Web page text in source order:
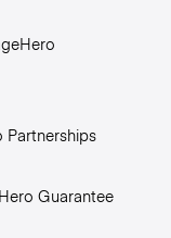
Partnerships
Guarantee